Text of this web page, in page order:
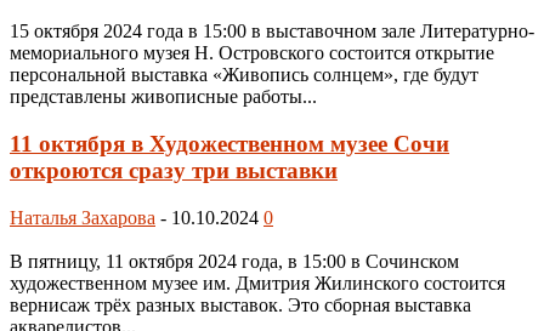
15 октября 2024 года в 15:00 в выставочном зале Литературно-
мемориального музея Н. Островского состоится открытие
персональной выставка «Живопись солнцем», где будут
представлены живописные работы...
11 октября в Художественном музее Сочи
откроются сразу три выставки
Наталья Захарова - 10.10.2024 0
В пятницу, 11 октября 2024 года, в 15:00 в Сочинском
художественном музее им. Дмитрия Жилинского состоится
вернисаж трёх разных выставок. Это сборная выставка
акварелистов...